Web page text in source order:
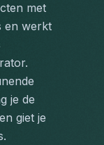
met
en werkt
je de
giet je